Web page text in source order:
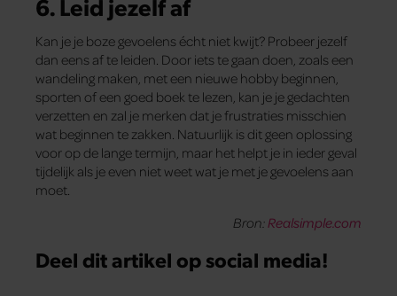
Kan je je boze gevoelens écht niet kwijt? Probeer jezelf
dan eens af te leiden. Door iets te gaan doen, zoals een
wandeling maken, met een nieuwe hobby beginnen,
sporten of een goed boek te lezen, kan je je gedachten
verzetten en zal je merken dat je frustraties misschien
wat beginnen te zakken. Natuurlijk is dit geen oplossing
voor op de lange termijn, maar het helpt je in ieder geval
tijdelijk als je even niet weet wat je met je gevoelens aan
moet.
Bron: Realsimple.com
Deel dit artikel op social media!